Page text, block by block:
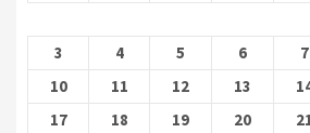
3
4 5 6 7
10
11 12 13
17
18 19 20